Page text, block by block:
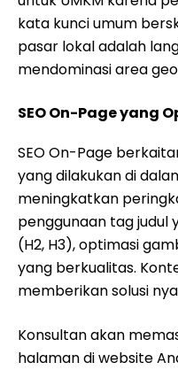
kata kunci umum
pasar lokal adalah
mendominasi area
SEO On-Page yang
SEO On-Page
yang dilakukan di
meningkatkan
penggunaan tag judul
(H2, H3), optimasi
yang berkualitas.
memberikan solusi
Konsultan akan
halaman di website